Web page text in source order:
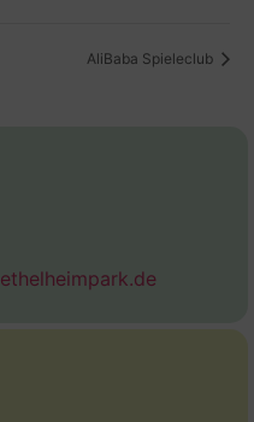
AliBaba Spieleclub